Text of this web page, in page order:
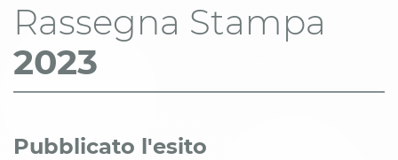
Rassegna Stampa
2023
Pubblicato l'esito